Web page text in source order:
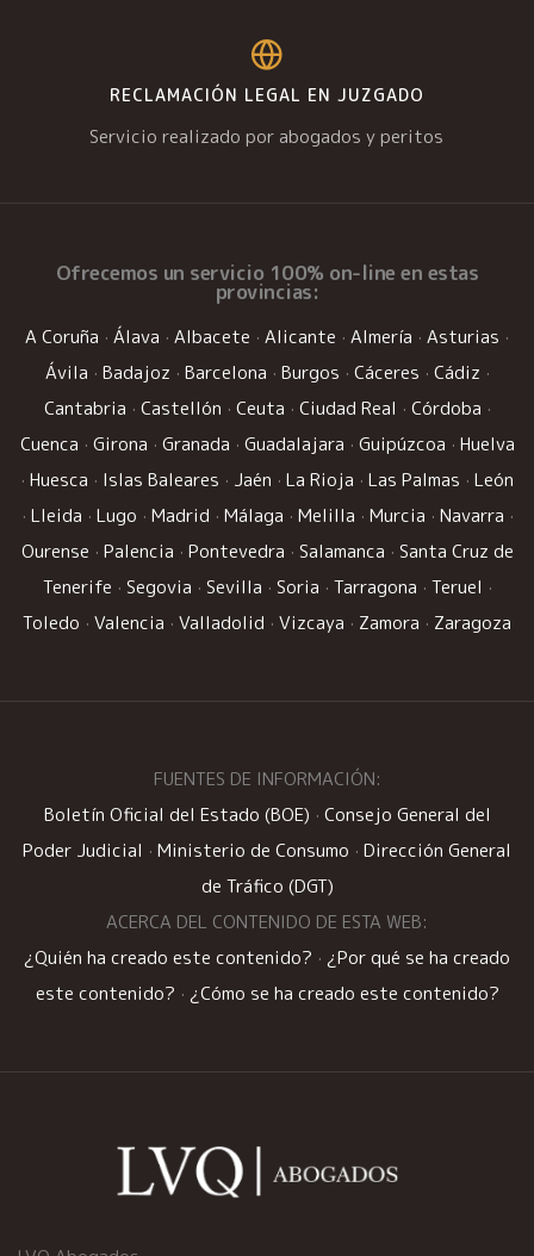
RECLAMACIÓN LEGAL EN JUZGADO
Servicio realizado por abogados y peritos
Ofrecemos un servicio 100% on-line en estas
provincias:
A Coruña · Álava · Albacete · Alicante · Almería · Asturias ·
Ávila · Badajoz · Barcelona · Burgos · Cáceres · Cádiz ·
Cantabria · Castellón · Ceuta · Ciudad Real · Córdoba ·
Cuenca · Girona · Granada · Guadalajara · Guipúzcoa · Huelva
· Huesca · Islas Baleares · Jaén · La Rioja · Las Palmas · León
· Lleida · Lugo · Madrid · Málaga · Melilla · Murcia · Navarra ·
Ourense · Palencia · Pontevedra · Salamanca · Santa Cruz de
Tenerife · Segovia · Sevilla · Soria · Tarragona · Teruel ·
Toledo · Valencia · Valladolid · Vizcaya · Zamora · Zaragoza
FUENTES DE INFORMACIÓN:
Boletín Oficial del Estado (BOE) · Consejo General del
Poder Judicial · Ministerio de Consumo · Dirección General
de Tráfico (DGT)
ACERCA DEL CONTENIDO DE ESTA WEB:
¿Quién ha creado este contenido? · ¿Por qué se ha creado
este contenido? · ¿Cómo se ha creado este contenido?